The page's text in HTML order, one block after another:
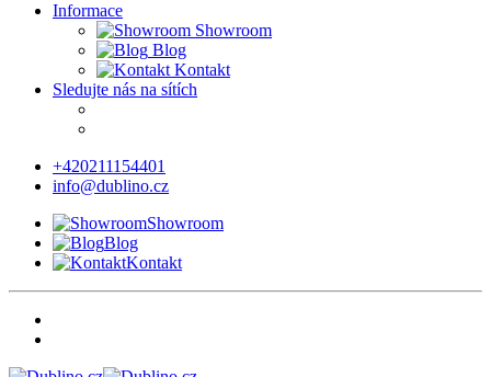
Informace
Showroom
Blog
Kontakt
Sledujte nás na sítích
+420211154401
info@dublino.cz
Showroom
Blog
Kontakt